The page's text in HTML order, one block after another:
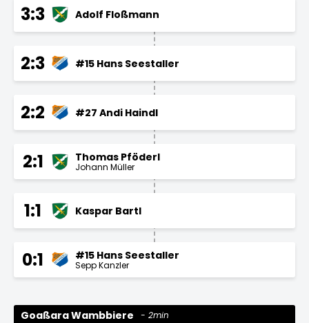
3:3 Adolf Floßmann
2:3 #15 Hans Seestaller
2:2 #27 Andi Haindl
2:1 Thomas Pföderl
Johann Müller
1:1 Kaspar Bartl
0:1 #15 Hans Seestaller
Sepp Kanzler
Goaßara Wambbiere 2min